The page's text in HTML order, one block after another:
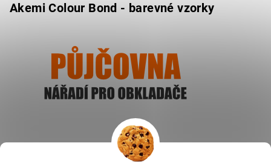
Akemi Colour Bond - barevné vzorky
Ukázat